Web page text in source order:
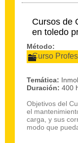
Cursos de
en toledo
Método:
Curso
Temática:
Duración: 400
Objetivos del
el
carga, y sus
modo que